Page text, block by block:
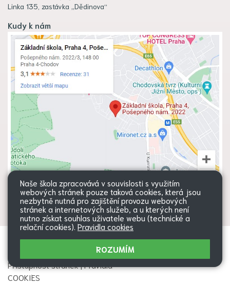
Linka 135, zastávka „Dědinova“
Kudy k nám
Všechna práva vyhrazena. Copyright
|Přihlásit|
Přístupnost stránek|Pravidla
COOKIES
Web školy
Naše škola zpracovává v souvislosti s využitím
webových stránek pouze taková cookies, která jsou
nezbytně nutná pro zajištění provozu webových
stránek a internetových služeb, a u kterých není
nutno získat souhlas uživatele webu (technické a
relační cookies). Pravidla cookies
ROZUMÍM